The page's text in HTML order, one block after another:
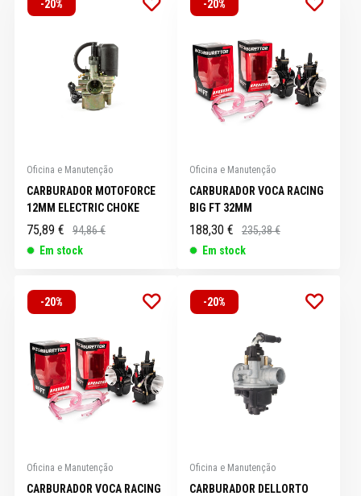
-20%
Oficina e Manutenção
CARBURADOR MOTOFORCE
12MM ELECTRIC CHOKE
75,89 €
94,86 €
Em stock
-20%
Oficina e Manutenção
CARBURADOR VOCA RACING
BIG FT 32MM
188,30 €
235,38 €
Em stock
-20%
Oficina e Manutenção
CARBURADOR VOCA RACING
-20%
Oficina e Manutenção
CARBURADOR DELLORTO